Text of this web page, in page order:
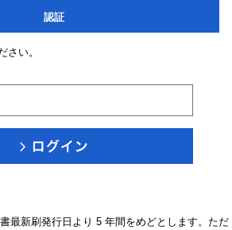
認証
さい。
最新刷発行日より 5 年間をめどとします。ただ